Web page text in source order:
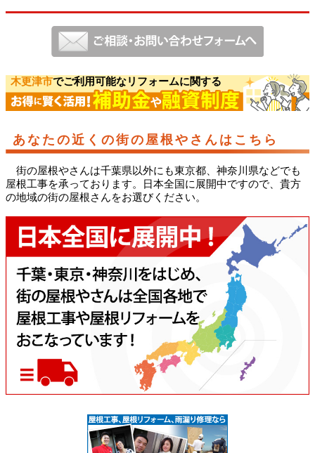
木更津市でご利用可能なリフォームに関する
あなたの近くの街の屋根やさんはこちら
街の屋根やさんは千葉県以外にも東京都、神奈川県などでも
屋根工事を承っております。日本全国に展開中ですので、貴方
の地域の街の屋根さんをお選びください。